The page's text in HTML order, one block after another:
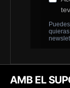
AMB EL